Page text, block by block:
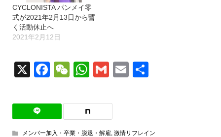
CYCLONISTA パンメイ零
式が2021年2月13日から暫
く活動休止へ
2021年2月12日
X Facebook
WeChat
WhatsApp
Gmail
Email
共
メンバー加入・卒業・脱退・解雇, 激情リフレイン